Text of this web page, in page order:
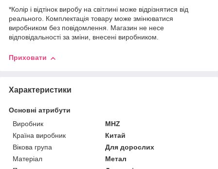
*Колір і відтінок виробу на світлині може відрізнятися від
реального. Комплектація товару може змінюватися
виробником без повідомлення. Магазин не несе
відповідальності за зміни, внесені виробником.
Приховати
Характеристики
Основні атрибути
Виробник
MHZ
Країна виробник
Китай
Вікова група
Для дорослих
Матеріал
Метал